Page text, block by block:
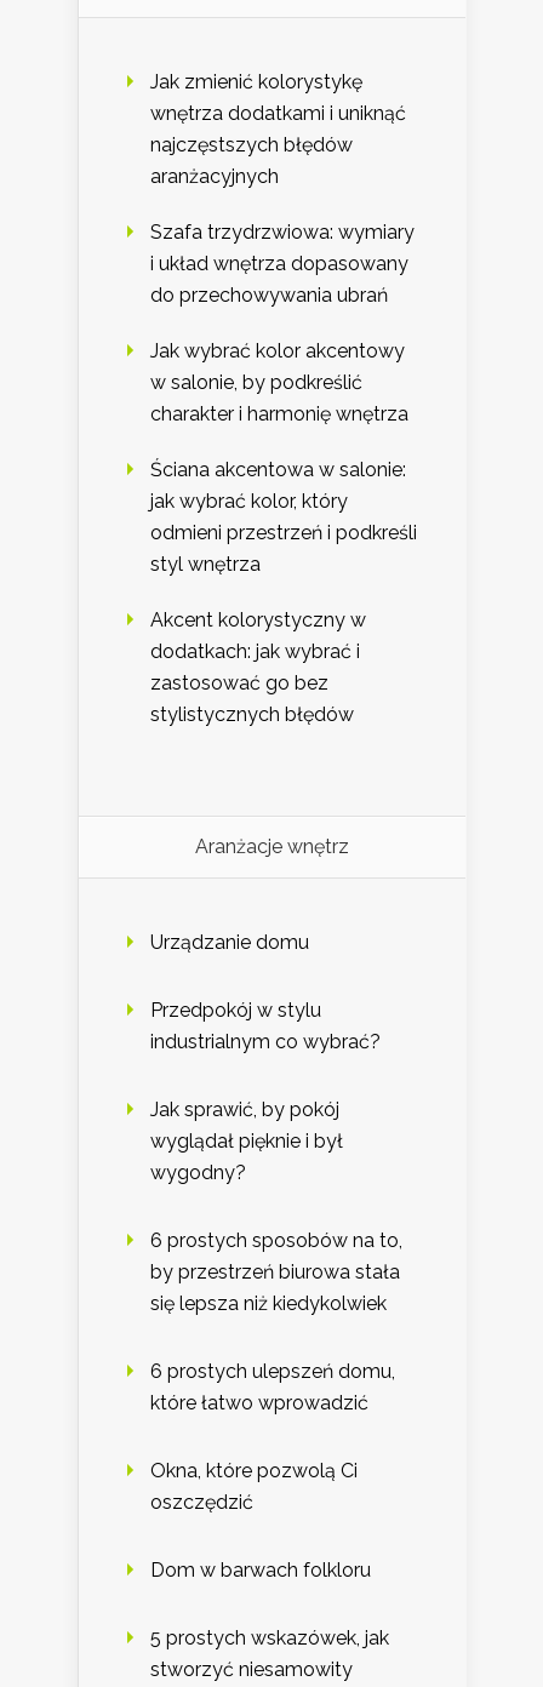
Jak zmienić kolorystykę
wnętrza dodatkami i uniknąć
najczęstszych błędów
aranżacyjnych
Szafa trzydrzwiowa: wymiary
i układ wnętrza dopasowany
do przechowywania ubrań
Jak wybrać kolor akcentowy
w salonie, by podkreślić
charakter i harmonię wnętrza
Ściana akcentowa w salonie:
jak wybrać kolor, który
odmieni przestrzeń i podkreśli
styl wnętrza
Akcent kolorystyczny w
dodatkach: jak wybrać i
zastosować go bez
stylistycznych błędów
Aranżacje wnętrz
Urządzanie domu
Przedpokój w stylu
industrialnym co wybrać?
Jak sprawić, by pokój
wyglądał pięknie i był
wygodny?
6 prostych sposobów na to,
by przestrzeń biurowa stała
się lepsza niż kiedykolwiek
6 prostych ulepszeń domu,
które łatwo wprowadzić
Okna, które pozwolą Ci
oszczędzić
Dom w barwach folkloru
5 prostych wskazówek, jak
stworzyć niesamowity